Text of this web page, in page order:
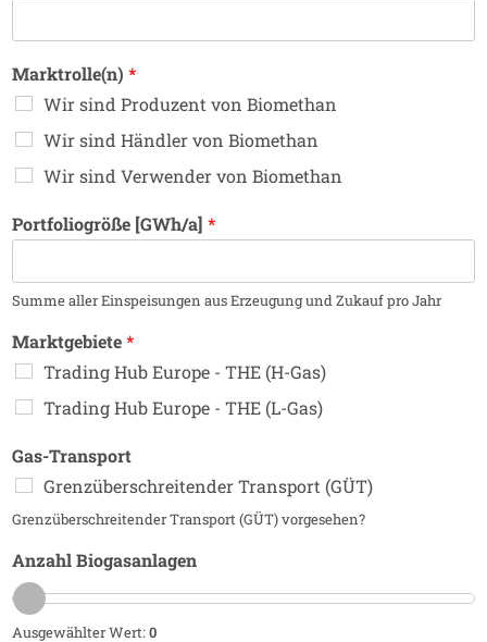
Marktrolle(n) *
Wir sind Produzent von Biomethan
Wir sind Händler von Biomethan
Wir sind Verwender von Biomethan
Portfoliogröße [GWh/a] *
Summe aller Einspeisungen aus Erzeugung und Zukauf pro Jahr
Marktgebiete*
Trading Hub Europe - THE (H-Gas)
Trading Hub Europe - THE (L-Gas)
Gas-Transport
Grenzüberschreitender Transport (GÜT)
Grenzüberschreitender Transport (GÜT) vorgesehen?
Anzahl Biogasanlagen
Ausgewählter Wert:0